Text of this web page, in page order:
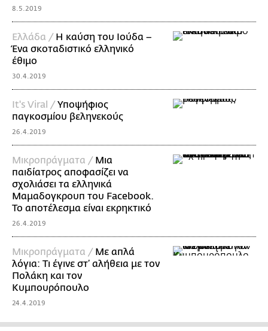
8.5.2019
Ελλάδα / Η καύση του Ιούδα –
Ένα σκοταδιστικό ελληνικό
έθιμο
30.4.2019
It's Viral /Υποψήφιος
παγκοσμίου βεληνεκούς
26.4.2019
Mικροπράγματα / Μια
παιδίατρος αποφασίζει να
σχολιάσει τα ελληνικά
Μαμαδογκρουπ του Facebook.
Το αποτέλεσμα είναι εκρηκτικό
26.4.2019
Mικροπράγματα / Με απλά
λόγια: Τι έγινε στ’ αλήθεια με τον
Πολάκη και τον
Κυμπουρόπουλο
24.4.2019